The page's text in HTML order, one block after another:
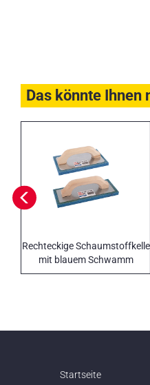
Das könnte Ihnen
Rechteckige Schaumstoffkelle
mit blauem Schwamm
Startseite